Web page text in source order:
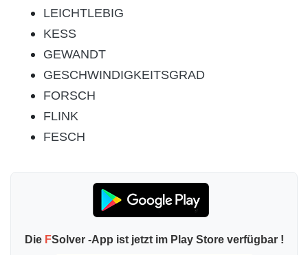
LEICHTLEBIG
KESS
GEWANDT
GESCHWINDIGKEITSGRAD
FORSCH
FLINK
FESCH
Die FSolver -App ist jetzt im Play Store verfügbar !